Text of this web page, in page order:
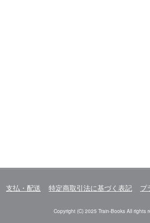
支払・配送 特定商取引法に基づく表記 プ
Copyright (C) 2025 Train-Books All rights